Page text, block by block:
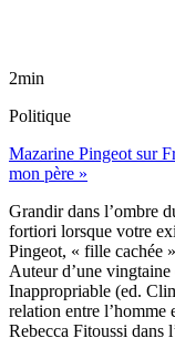
2min
Politique
Mazarine Pingeot sur
mon père »
Grandir dans l’ombre
fortiori lorsque votre
Pingeot, « fille cachée
Auteur d’une
Inappropriable (ed.
relation entre
Rebecca Fitoussi dans